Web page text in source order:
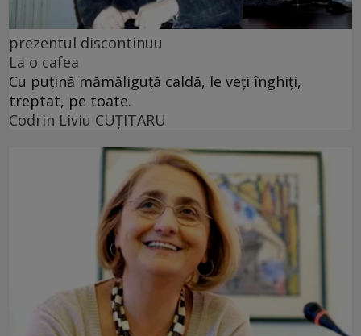
prezentul discontinuu
La o cafea
Cu puţină mămăliguţă caldă, le veţi înghiţi,
treptat, pe toate.
Codrin Liviu CUŢITARU